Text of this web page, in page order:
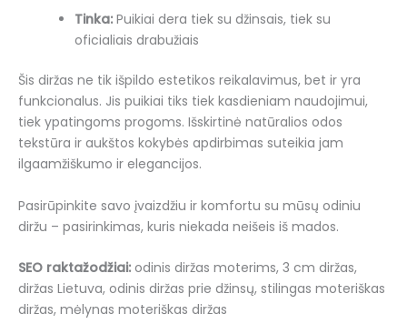
Tinka: Puikiai dera tiek su džinsais, tiek su
oficialiais drabužiais
Šis diržas ne tik išpildo estetikos reikalavimus, bet ir yra
funkcionalus. Jis puikiai tiks tiek kasdieniam naudojimui,
tiek ypatingoms progoms. Išskirtinė natūralios odos
tekstūra ir aukštos kokybės apdirbimas suteikia jam
ilgaamžiškumo ir elegancijos.
Pasirūpinkite savo įvaizdžiu ir komfortu su mūsų odiniu
diržu – pasirinkimas, kuris niekada neišeis iš mados.
SEO raktažodžiai: odinis diržas moterims, 3 cm diržas,
diržas Lietuva, odinis diržas prie džinsų, stilingas moteriškas
diržas, mėlynas moteriškas diržas